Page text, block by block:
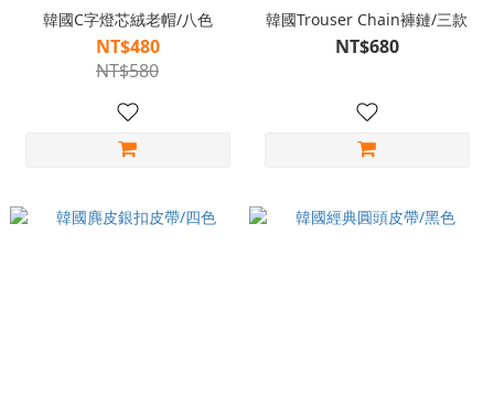
韓國C字燈芯絨老帽/八色
NT$480
NT$580
韓國Trouser Chain褲鏈/三款
NT$680